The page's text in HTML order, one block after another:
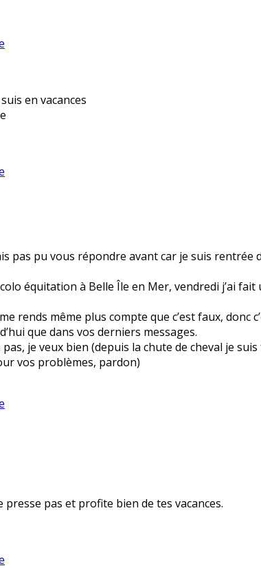
en vacances
pas pu vous répondre avant car je suis rentrée
équitation à Belle Île en Mer, vendredi j’ai
rends même plus compte que c’est faux, donc
que dans vos derniers messages.
je veux bien (depuis la chute de cheval je
vos problèmes, pardon)
pas et profite bien de tes vacances.